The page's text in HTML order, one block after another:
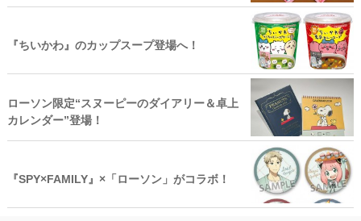
『ちいかわ』のカップスープ登場へ！
ローソン限定“スヌーピーのダイアリー＆卓上
カレンダー”登場！
『SPY×FAMILY』×「ローソン」がコラボ！